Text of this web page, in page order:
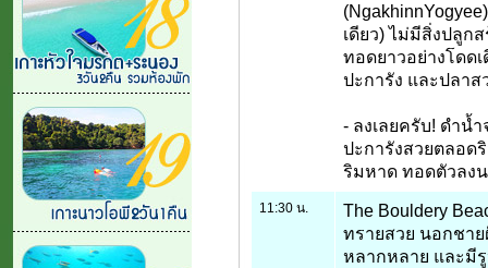
เดียว) ไม่มีสิ่งปลูก
ทอดยาวอย่างโดด
ปะการัง และปลาส
- ลงเลยครับ! ดำน้
ปะการังสวยตลอด
ริมหาด ทอดตัวลง
11:30 น.
The Bouldery
ทรายสวย นอกชา
หลากหลาย และมี